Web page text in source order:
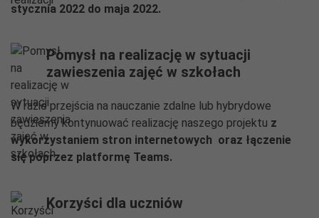
stycznia 2022 do maja 2022.
Pomysł na realizację w sytuacji
zawieszenia zajęć w szkołach
W razie przejścia na nauczanie zdalne lub hybrydowe
będziemy kontynuować realizację naszego projektu z
wykorzystaniem stron internetowych oraz łączenie
się poprzez platformę Teams.
Korzyści dla uczniów